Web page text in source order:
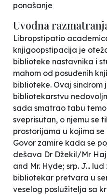
ponašanje
Uvodna
Libropstipatio
knjigoopstipacija je
biblioteke nastavnika i
mahom od posuđenih
biblioteke. Ovaj sindrom
bibliotekarstvu
sada smatrao tabu
sveprisutan, o njemu se
prostorijama u kojima
Govor zamire kada se
dešava Dr Džekil/Mr
and Mr. Hyde; srp. J...
bibliotekar pretvara u
veselog poslužitelja sa